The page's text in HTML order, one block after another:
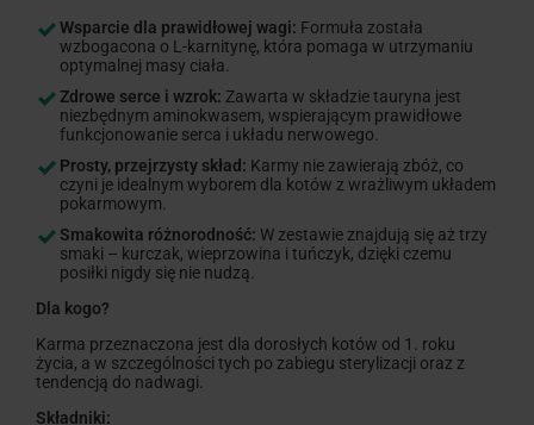
Wsparcie dla prawidłowej wagi: Formuła została
wzbogacona o L-karnitynę, która pomaga w utrzymaniu
optymalnej masy ciała.
Zdrowe serce i wzrok: Zawarta w składzie tauryna jest
niezbędnym aminokwasem, wspierającym prawidłowe
funkcjonowanie serca i układu nerwowego.
Prosty, przejrzysty skład: Karmy nie zawierają zbóż, co
czyni je idealnym wyborem dla kotów z wrażliwym układem
pokarmowym.
Smakowita różnorodność: W zestawie znajdują się aż trzy
smaki – kurczak, wieprzowina i tuńczyk, dzięki czemu
posiłki nigdy się nie nudzą.
Dla kogo?
Karma przeznaczona jest dla dorosłych kotów od 1. roku
życia, a w szczególności tych po zabiegu sterylizacji oraz z
tendencją do nadwagi.
Składniki: